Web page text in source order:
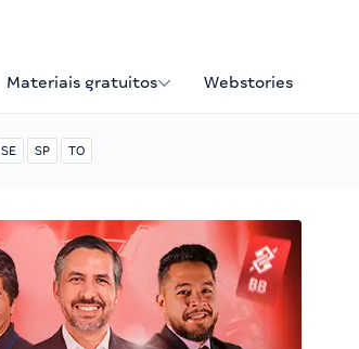
Materiais gratuitos Webstories
SE SP TO